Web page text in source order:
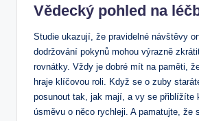
Vědecký pohled na
Studie ukazují, že pravidelné návštěvy
dodržování pokynů mohou výrazně
rovnátky. Vždy je dobré mít na paměti,
hraje klíčovou roli. Když se o zuby
posunout tak, jak mají, a vy se přiblížíte
úsměvu o něco rychleji. A pamatujte, že